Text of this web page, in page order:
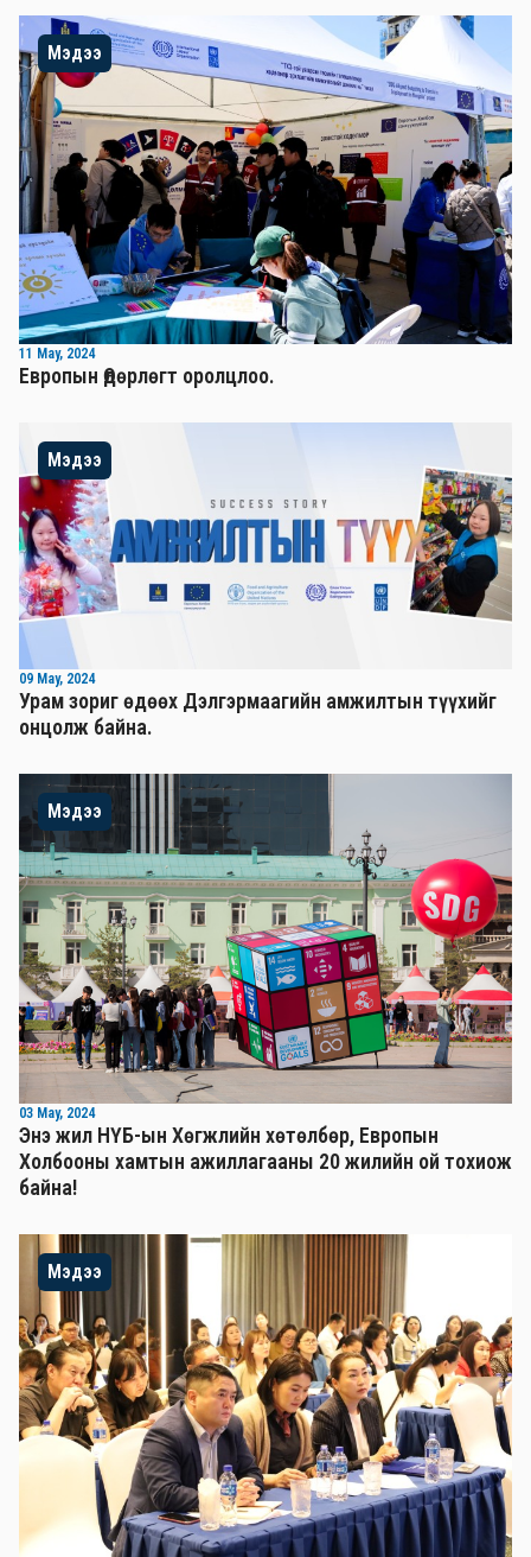
Мэдээ
11 May, 2024
Европын Өдөрлөгт оролцлоо.
Мэдээ
09 May, 2024
Урам зориг өдөөх Дэлгэрмаагийн амжилтын түүхийг
онцолж байна.
Мэдээ
03 May, 2024
Энэ жил НҮБ-ын Хөгжлийн хөтөлбөр, Европын
Холбооны хамтын ажиллагааны 20 жилийн ой тохиож
байна!
Мэдээ